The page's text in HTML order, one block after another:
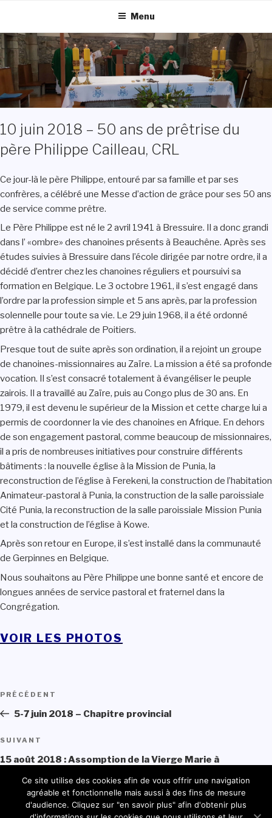
contenu
principal
Menu
10 juin 2018 – 50 ans de prêtrise du
père Philippe Cailleau, CRL
Ce jour-là le père Philippe, entouré par sa famille et par ses
confrères, a célébré une Messe d’action de grâce pour ses 50 ans
de service comme prêtre.
Le Père Philippe est né le 2 avril 1941 à Bressuire. Il a donc grandi
dans l’ «ombre» des chanoines présents à Beauchêne. Après ses
études suivies à Bressuire dans l’école dirigée par notre ordre, il a
décidé d’entrer chez les chanoines réguliers et poursuivi sa
formation en Belgique. Le 3 octobre 1961, il s’est engagé dans
l’ordre par la profession simple et 5 ans après, par la profession
solennelle pour toute sa vie. Le 29 juin 1968, il a été ordonné
prêtre à la cathédrale de Poitiers.
Presque tout de suite après son ordination, il a rejoint un groupe
de chanoines-missionnaires au Zaïre. La mission a été sa profonde
vocation. Il s’est consacré totalement à évangéliser le peuple
zairois. Il a travaillé au Zaïre, puis au Congo plus de 30 ans. En
1979, il est devenu le supérieur de la Mission et cette charge lui a
permis de coordonner la vie des chanoines en Afrique. En dehors
de son engagement pastoral, comme beaucoup de missionnaires,
il a pris de nombreuses initiatives pour construire différents
bâtiments : la nouvelle église à la Mission de Punia, la
reconstruction de l’église à Ferekeni, la construction de l’habitation
Animateur-pastoral à Punia, la construction de la salle paroissiale
Cité Punia, la reconstruction de la salle paroissiale Mission Punia
et la construction de l’église à Kowe.
Après son retour en Europe, il s’est installé dans la communauté
de Gerpinnes en Belgique.
Nous souhaitons au Père Philippe une bonne santé et encore de
longues années de service pastoral et fraternel dans la
Congrégation.
VOIR LES PHOTOS
Navigation
l’article
Article
précédent
PRÉCÉDENT
5-7 juin 2018 – Chapitre provincial
Article
suivant
SUIVANT
15 août 2018 : Assomption de la Vierge Marie à
Ce site utilise des cookies afin de vous offrir une navigation
agréable et fonctionnelle mais aussi à des fins de mesure
d'audience. Cliquez sur "en savoir plus" afin d'obtenir plus